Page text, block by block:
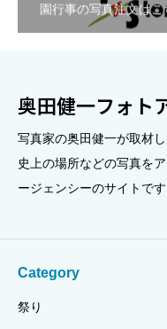
園行事の写真注文はこ
奥田健一フォト
写真家の奥田健一が取材
史上の場所などの写真を
ージェンシーのサイトです
Category
祭り